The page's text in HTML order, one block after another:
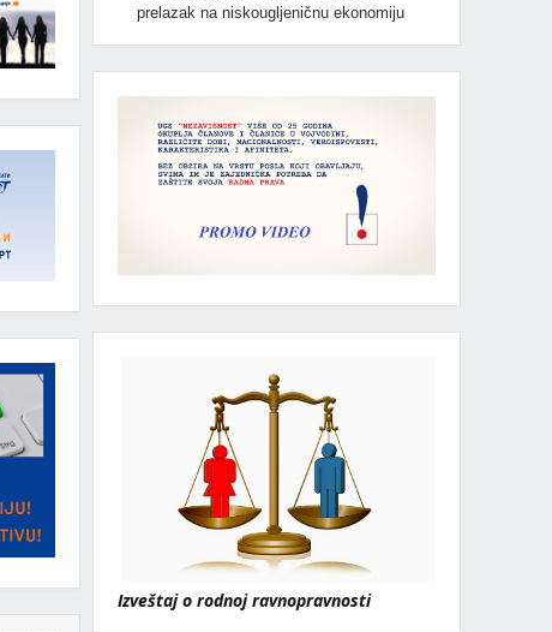
prelazak na niskougljeničnu ekonomiju
Izveštaj o rodnoj ravnopravnosti